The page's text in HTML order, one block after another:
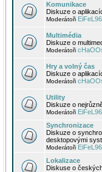
Komunikace
Diskuze o
Moderátoři EiFeL96
Multimédia
Diskuze o
Moderátoři
Hry a volný čas
Diskuze o
Moderátoři
Utility
Diskuze o
Moderátoři EiFeL96
Synchronizace
Diskuze o
desktopovými
Moderátoři EiFeL96
Lokalizace
Diskuse o